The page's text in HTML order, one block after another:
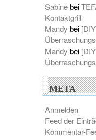
Sabinebei
Kontaktgrill
Mandy bei
Mandy bei
META
Anmelden
Feed der
Kommentar-